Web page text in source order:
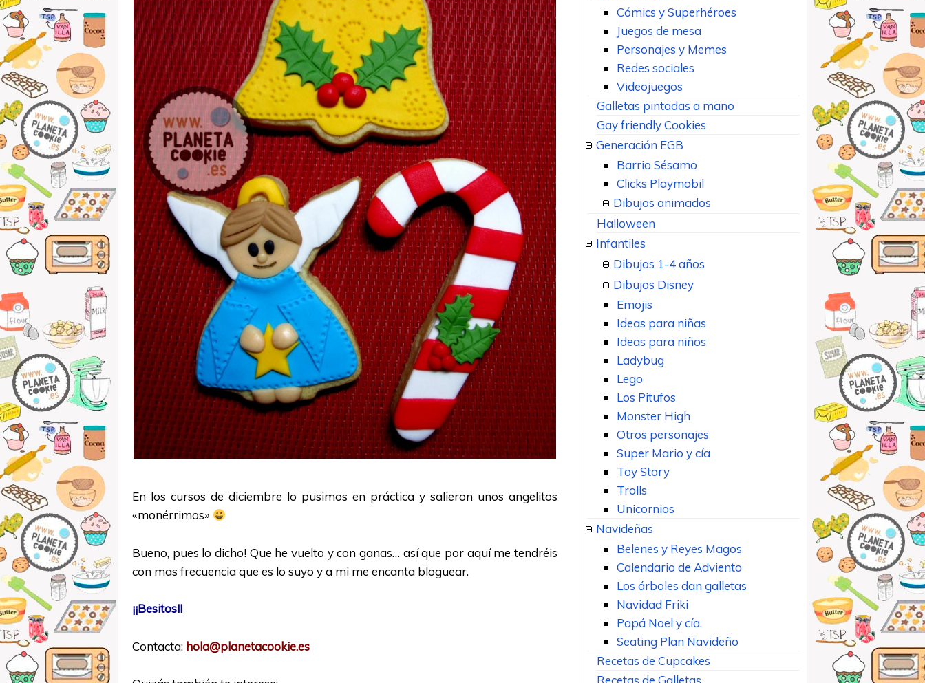
En los cursos de diciembre lo pusimos en práctica y salieron unos angelitos
«monérrimos»
Bueno, pues lo dicho! Que he vuelto y con ganas… así que por aquí me tendréis
con mas frecuencia que es lo suyo y a mi me encanta bloguear.
¡¡Besitos!!
Contacta: hola@planetacookie.es
Cómics y Superhéroes
Juegos de mesa
Personajes y Memes
Redes sociales
Videojuegos
Galletas pintadas a mano
Gay friendly Cookies
Generación EGB
Barrio Sésamo
Clicks Playmobil
Dibujos animados
Halloween
Infantiles
Dibujos 1-4 años
Dibujos Disney
Emojis
Ideas para niñas
Ideas para niños
Ladybug
Lego
Los Pitufos
Monster High
Otros personajes
Super Mario y cía
Toy Story
Trolls
Unicornios
Navideñas
Belenes y Reyes Magos
Calendario de Adviento
Los árboles dan galletas
Navidad Friki
Papá Noel y cía.
Seating Plan Navideño
Recetas de Cupcakes
Recetas de Galletas